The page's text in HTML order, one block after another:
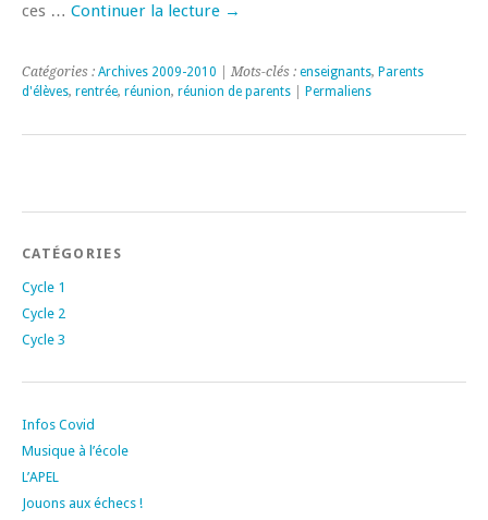
ces … Continuer la lecture →
Catégories : Archives 2009-2010 | Mots-clés : enseignants, Parents
d'élèves, rentrée, réunion, réunion de parents Permaliens
CATÉGORIES
Cycle 1
Cycle 2
Cycle 3
Infos Covid
Musique à l’école
L’APEL
Jouons aux échecs !